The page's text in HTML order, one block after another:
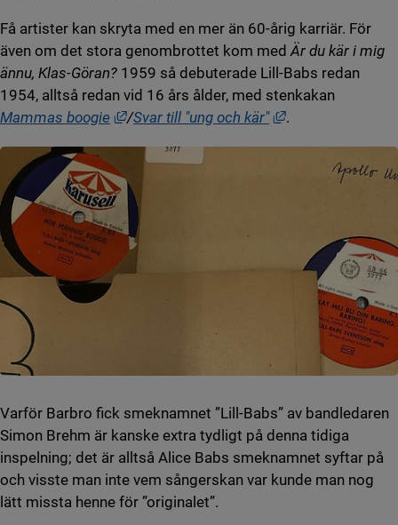
Få artister kan skryta med en mer än 60-årig karriär. För
även om det stora genombrottet kom medÄr du kär i mig
ännu, Klas-Göran? 1959 så debuterade Lill-Babs redan
1954, alltså redan vid 16 års ålder, med stenkakan
Mammas boogie
Länk till annan webbplats, öppnas i nytt
/Svar till "ung och kär" Länk till annan
.
Varför Barbro fick smeknamnet ”Lill-Babs” av bandledaren
Simon Brehm är kanske extra tydligt på denna tidiga
inspelning; det är alltså Alice Babs smeknamnet syftar på
och visste man inte vem sångerskan var kunde man nog
lätt missta henne för ”originalet”.